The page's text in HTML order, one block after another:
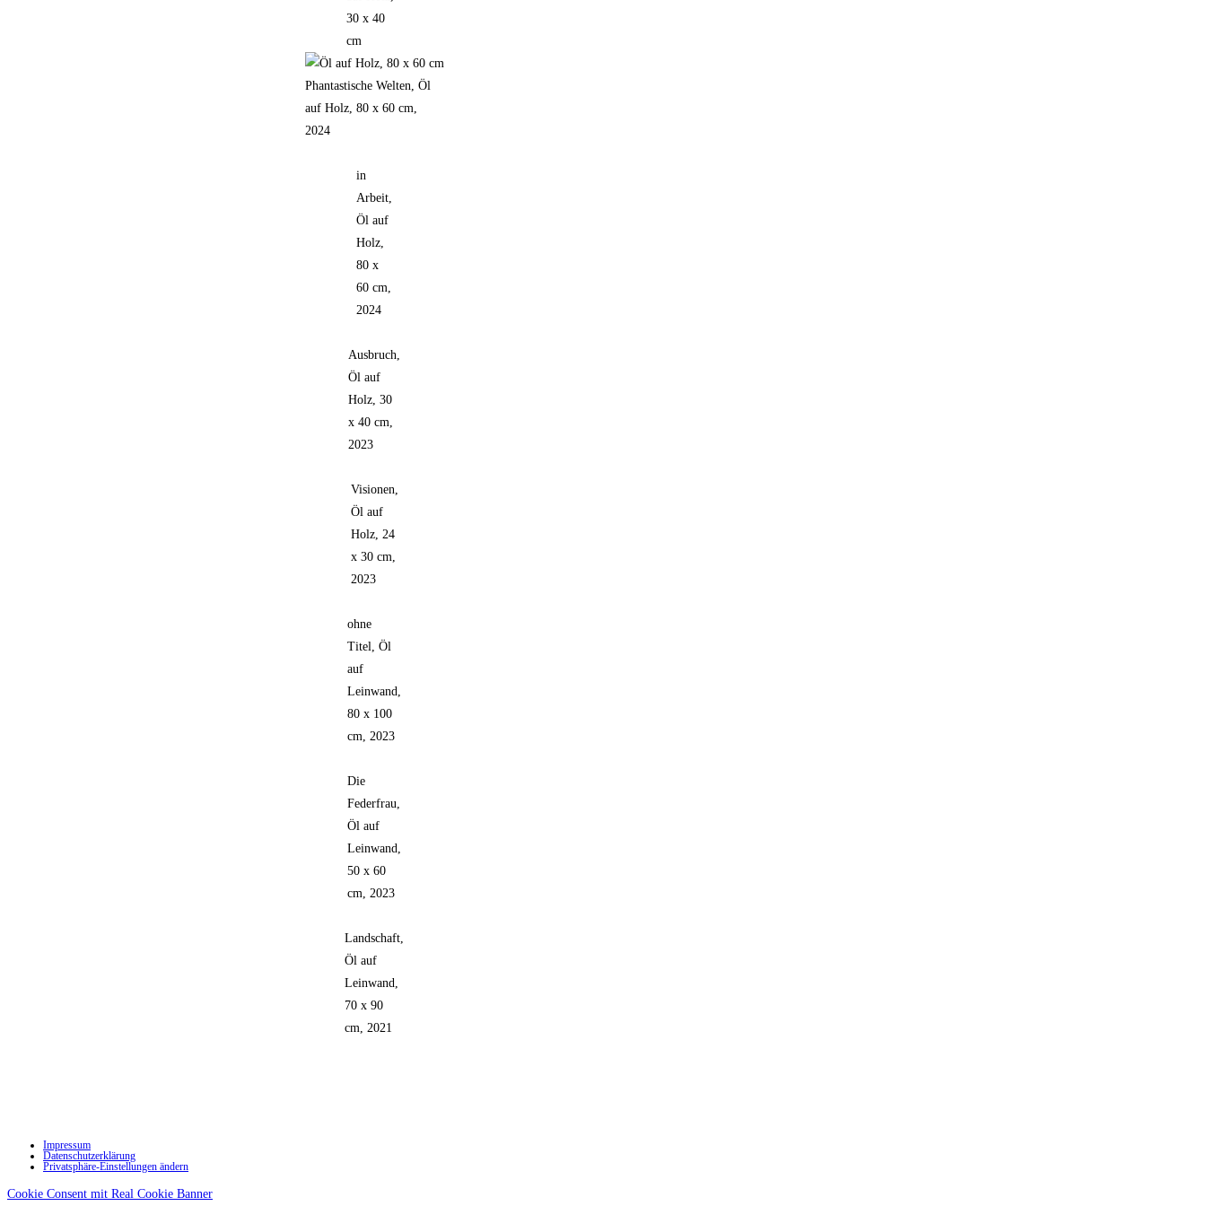
30 x 40
cm
Phantastische Welten, Öl
auf Holz, 80 x 60 cm,
2024
in
Arbeit,
Öl auf
Holz,
80 x
60 cm,
2024
Ausbruch,
Öl auf
Holz, 30
x 40 cm,
2023
Visionen,
Öl auf
Holz, 24
x 30 cm,
2023
ohne
Titel, Öl
auf
Leinwand,
80 x 100
cm, 2023
Die
Federfrau,
Öl auf
Leinwand,
50 x 60
cm, 2023
Landschaft,
Öl auf
Leinwand,
70 x 90
cm, 2021
Impressum
Datenschutzerklärung
Privatsphäre-Einstellungen ändern
Cookie Consent mit Real Cookie Banner